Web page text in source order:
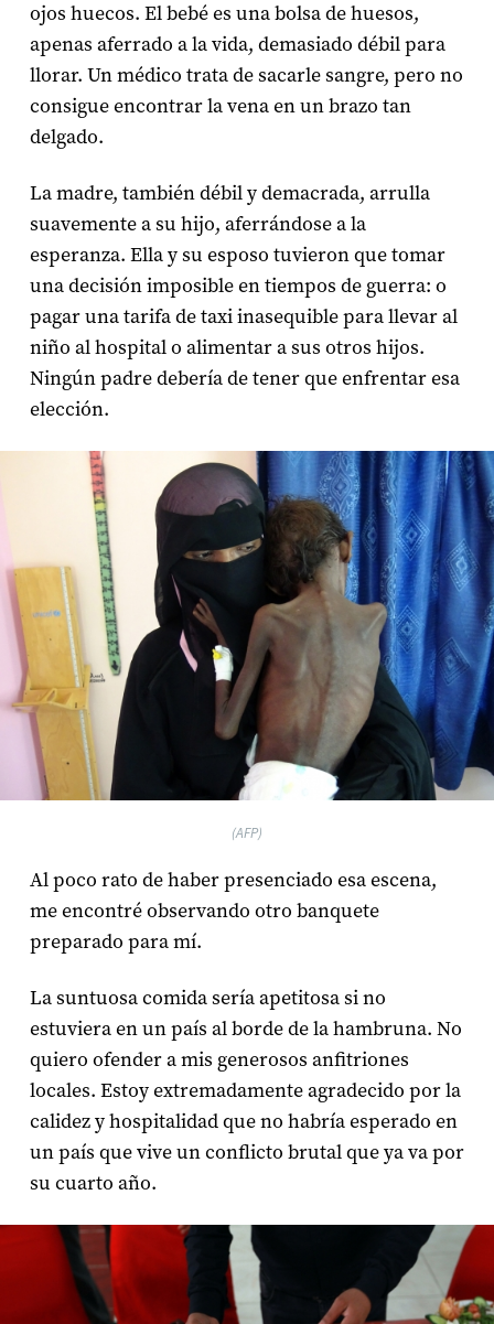
ojos huecos. El bebé es una bolsa de huesos,
apenas aferrado a la vida, demasiado débil para
llorar. Un médico trata de sacarle sangre, pero no
consigue encontrar la vena en un brazo tan
delgado.
La madre, también débil y demacrada, arrulla
suavemente a su hijo, aferrándose a la
esperanza. Ella y su esposo tuvieron que tomar
una decisión imposible en tiempos de guerra: o
pagar una tarifa de taxi inasequible para llevar al
niño al hospital o alimentar a sus otros hijos.
Ningún padre debería de tener que enfrentar esa
elección.
(AFP)
Al poco rato de haber presenciado esa escena,
me encontré observando otro banquete
preparado para mí.
La suntuosa comida sería apetitosa si no
estuviera en un país al borde de la hambruna. No
quiero ofender a mis generosos anfitriones
locales. Estoy extremadamente agradecido por la
calidez y hospitalidad que no habría esperado en
un país que vive un conflicto brutal que ya va por
su cuarto año.